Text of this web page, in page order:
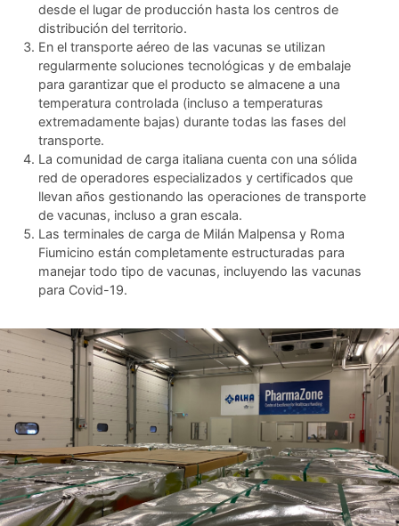
desde el lugar de producción hasta los centros de
distribución del territorio.
En el transporte aéreo de las vacunas se utilizan
regularmente soluciones tecnológicas y de embalaje
para garantizar que el producto se almacene a una
temperatura controlada (incluso a temperaturas
extremadamente bajas) durante todas las fases del
transporte.
La comunidad de carga italiana cuenta con una sólida
red de operadores especializados y certificados que
llevan años gestionando las operaciones de transporte
de vacunas, incluso a gran escala.
Las terminales de carga de Milán Malpensa y Roma
Fiumicino están completamente estructuradas para
manejar todo tipo de vacunas, incluyendo las vacunas
para Covid-19.